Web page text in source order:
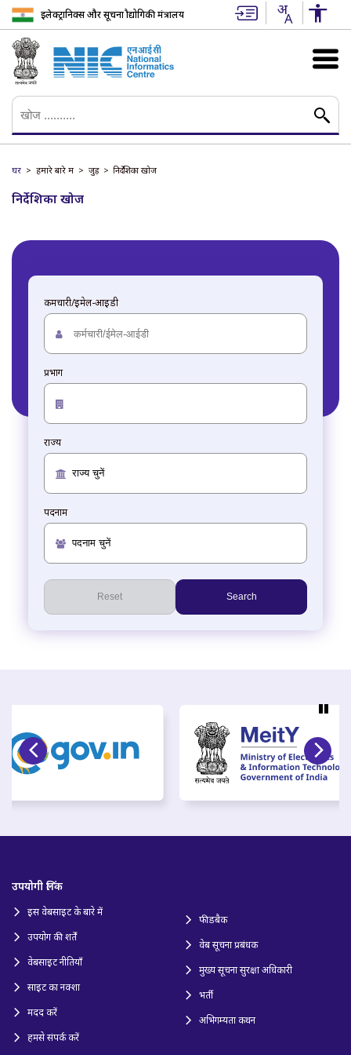
इलेक्ट्रानिक्स और सूचना प्रौद्योगिकी मंत्रालय
घर हमारे बारे में जुड़ें निर्देशिका खोज
निर्देशिका खोज
कर्मचारी/ईमेल-आईडी
प्रभाग
राज्य
पदनाम
उपयोगी लिंक
इस वेबसाइट के बारे में
उपयोग की शर्तें
वेबसाइट नीतियाँ
साइट का नक्शा
मदद करें
हमसे संपर्क करें
फीडबैक
वेब सूचना प्रबंधक
मुख्य सूचना सुरक्षा अधिकारी
भर्ती
अभिगम्यता कथन